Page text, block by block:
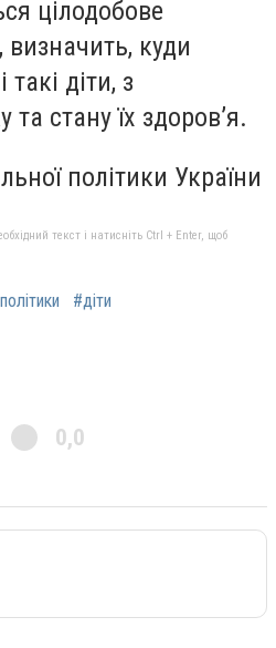
цілодобове
визначить, куди
діти, з
та стану їх здоров’я.
політики України
текст і натисніть Ctrl + Enter, щоб
#діти
0,0